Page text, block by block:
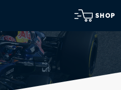
SHOP